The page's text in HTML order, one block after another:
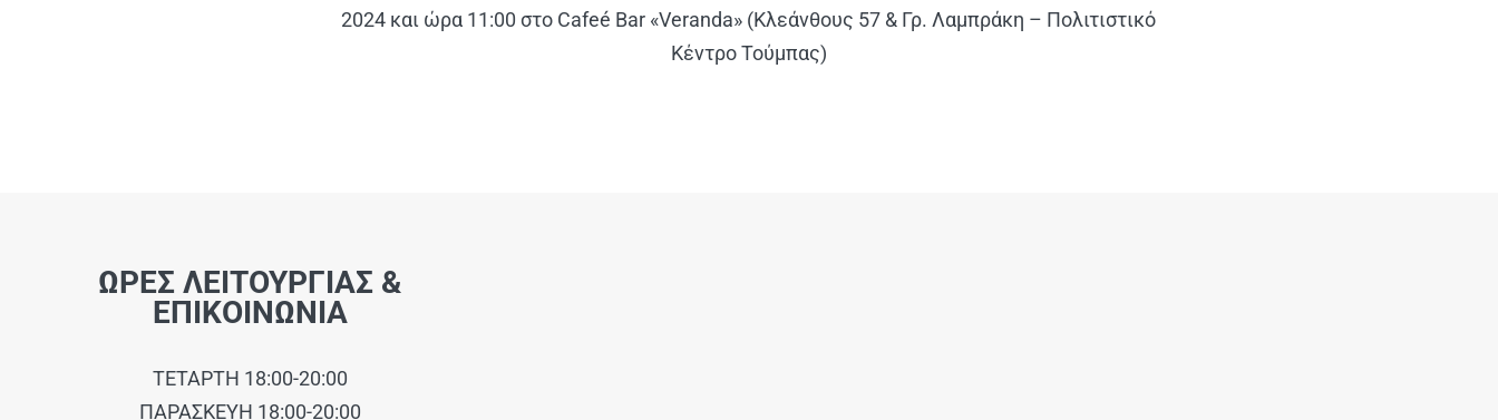
2024 και ώρα 11:00 στο Cafeé Bar «Veranda» (Κλεάνθους 57 & Γρ. Λαμπράκη – Πολιτιστικό
Κέντρο Τούμπας)
ΩΡΕΣ ΛΕΙΤΟΥΡΓΙΑΣ &
ΕΠΙΚΟΙΝΩΝΙΑ
ΤΕΤΑΡΤΗ 18:00-20:00
ΠΑΡΑΣΚΕΥΗ 18:00-20:00